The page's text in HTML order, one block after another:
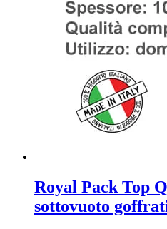
Royal Pack Top
sottovuoto